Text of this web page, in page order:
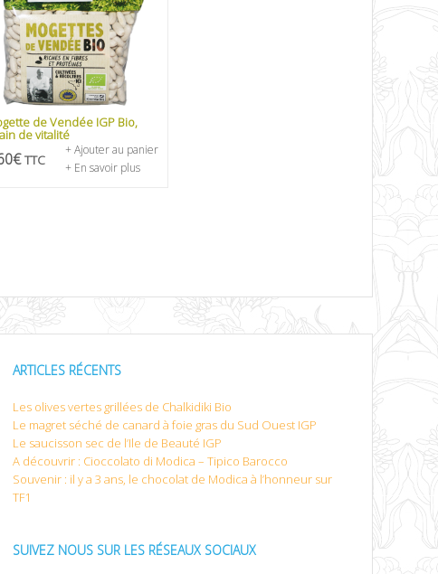
de Vendée IGP Bio,
de vitalité
€ TTC
+ Ajouter au panier
+ En savoir plus
ARTICLES RÉCENTS
Les olives vertes grillées de Chalkidiki Bio
Le magret séché de canard à foie gras du Sud Ouest IGP
Le saucisson sec de l’Ile de Beauté IGP
A découvrir : Cioccolato di Modica – Tipico Barocco
Souvenir : il y a 3 ans, le chocolat de Modica à l’honneur sur
TF1
SUIVEZ NOUS SUR LES RÉSEAUX SOCIAUX